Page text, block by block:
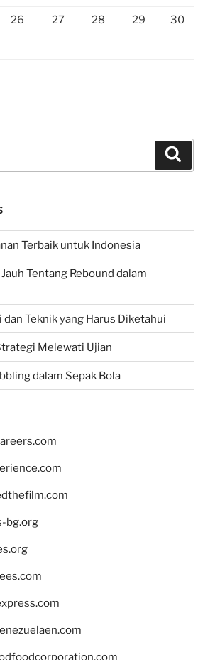
26 27 28 29 30
Terbaik untuk Indonesia
Tentang Rebound dalam
dan Teknik yang Harus Diketahui
Melewati Ujian
dalam Sepak Bola
bg.org